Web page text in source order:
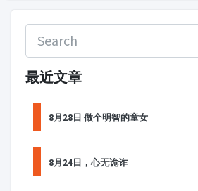
最近文章
8月28日 做个明智的童女
8月24日，心无诡诈